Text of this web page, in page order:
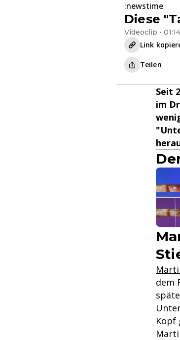
:newstime
Diese
Videoclip •
Link
Teilen
Seit
im
dem
Kopf